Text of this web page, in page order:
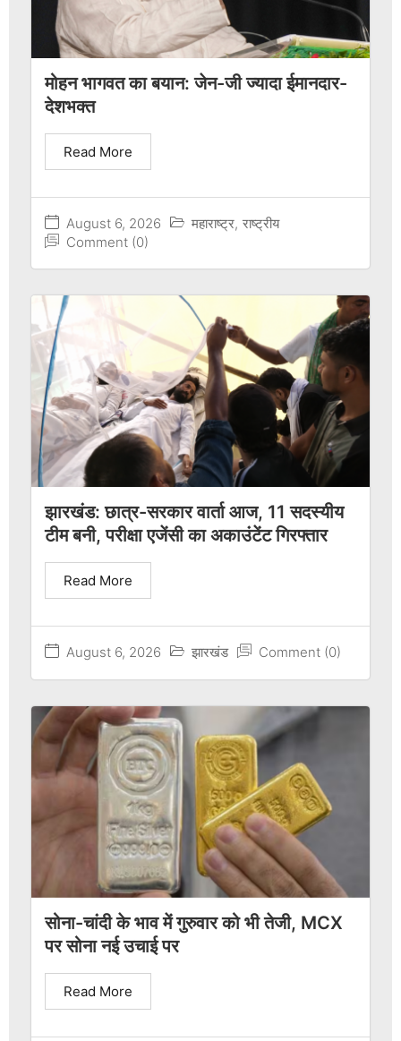
मोहन भागवत का बयान: जेन-जी ज्यादा ईमानदार-
देशभक्त
August 6, 2026 महाराष्ट्र, राष्ट्रीय
Comment (0)
Read More
झारखंड: छात्र-सरकार वार्ता आज, 11 सदस्यीय
टीम बनी, परीक्षा एजेंसी का अकाउंटेंट गिरफ्तार
August 6, 2026 झारखंड Comment (0)
Read More
सोना-चांदी के भाव में गुरुवार को भी तेजी, MCX
पर सोना नई उचाई पर
Read More